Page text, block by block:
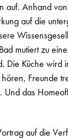
auf. Anhand
auf die
mutiert zu
Die Küche wird
Freunde
Und das
auf die